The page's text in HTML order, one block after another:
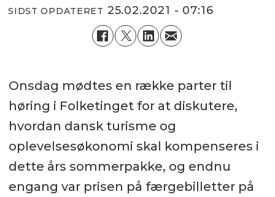
SIDST OPDATERET 25.02.2021 - 07:16
Onsdag mødtes en række parter til
høring i Folketinget for at diskutere,
hvordan dansk turisme og
oplevelsesøkonomi skal kompenseres i
dette års sommerpakke, og endnu
engang var prisen på færgebilletter på